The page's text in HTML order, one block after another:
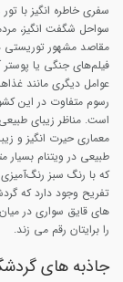
سفری خاطره انگیز با
سواحل شگفت انگیز،
مقاصد مشهور توریستی
فیلم‌های جنگی یا پوستر
عوامل دیگری مانند
رسوم متفاوت در این
است. مناظر زیبای
معماری حیرت انگیز و
طبیعی در ویتنام بسیار
که با رنگ سبز
تفریح وجود دارد که
های قایق سواری در
را برایتان رقم می زند.
جاذبه های